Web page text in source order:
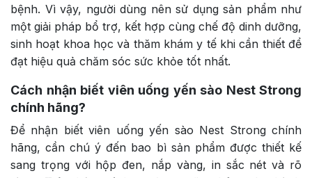
bệnh. Vì vậy, người dùng nên sử dụng sản phẩm như
một giải pháp bổ trợ, kết hợp cùng chế độ dinh dưỡng,
sinh hoạt khoa học và thăm khám y tế khi cần thiết để
đạt hiệu quả chăm sóc sức khỏe tốt nhất.
Cách nhận biết viên uống yến sào Nest Strong
chính hãng?
Để nhận biết viên uống yến sào Nest Strong chính
hãng, cần chú ý đến bao bì sản phẩm được thiết kế
sang trọng với hộp đen, nắp vàng, in sắc nét và rõ